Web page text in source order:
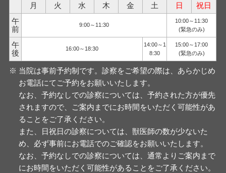
月 火 水 木 金 土 日
祝日
午
前
9:00～11:30
10:00～11:30
(緊急のみ)
午
後
16:00～18:30
14:00～1
8:30
15:00～17:00
(緊急のみ)
当院は事前予約制です。診察をご希望の際は、あらかじめ
お電話にてご予約をお願いいたします。
なお、予約なしでの診察については、予約された方が優先
されますので、ご案内までにお時間をいただく可能性があ
ることをご了承ください。
また、日祝日の診察については、獣医師の数が少ないた
め、必ず事前にお電話でのご確認をお願いいたします。
なお、予約なしでの診察については、通常よりご案内まで
にお時間をいただく可能性があることをご了承ください。